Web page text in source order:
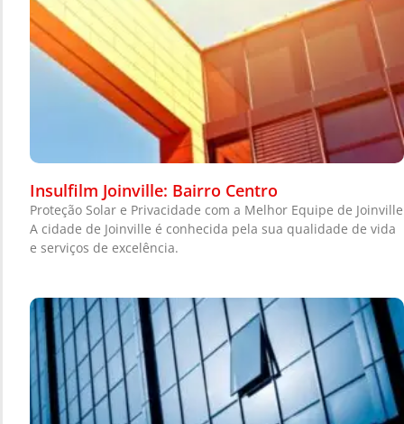
Insulfilm Joinville: Bairro Centro
Proteção Solar e Privacidade com a Melhor Equipe de Joinville
A cidade de Joinville é conhecida pela sua qualidade de vida
e serviços de excelência.